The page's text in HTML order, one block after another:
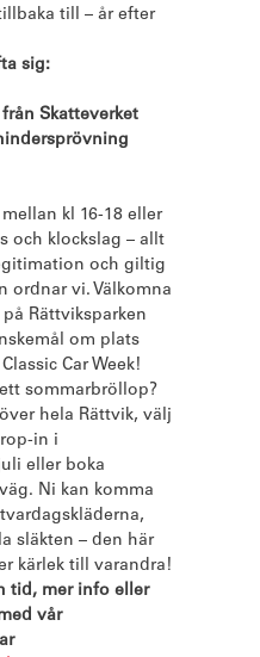
till – år efter
sig:
Skatteverket
kl 16-18 eller
och klockslag – allt
och giltig
ordnar vi. Välkomna
Rättviksparken
om plats
Car Week!
sommarbröllop?
hela Rättvik, välj
in i
eller boka
Ni kan komma
släkten – den här
kärlek till varandra!
tid, mer info eller
vår